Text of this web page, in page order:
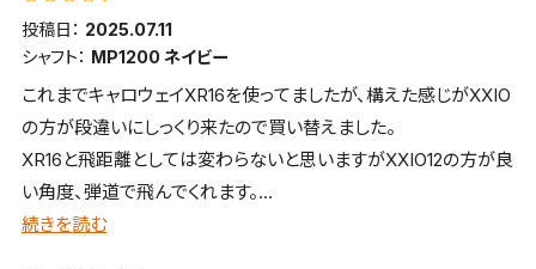
投稿日： 2025.07.11
シャフト： MP1200 ネイビー
これまでキャロウェイXR16を使ってましたが、構えた感じがXXIO
の方が段違いにしっくり来たので買い替えました。
XR16と飛距離としては変わらないと思いますがXXIO12の方が良
い角度、弾道で飛んでくれます。
芯を外しても大きなミスにはならないのでが、気になるのは音で
続きを読む